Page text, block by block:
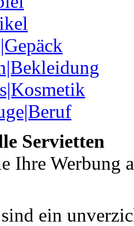
Servietten
Ihre Werbung
ein